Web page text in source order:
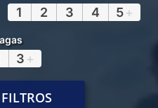
1 2 3 4 5+
3 +